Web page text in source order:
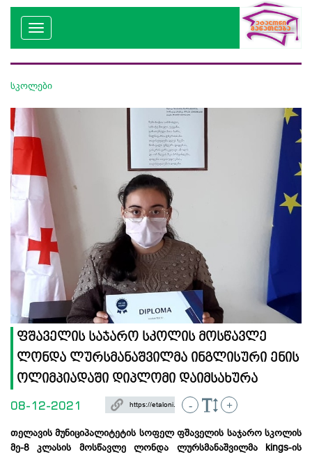
სკოლები
ფშაველის საჯარო სკოლის მოსწავლე
ლონდა ლურსმანაშვილმა ინგლისური ენის
ოლიმპიადაში დიპლომი დაიმსახურა
08-12-2021 - +
თელავის მუნიციპალიტეტის სოფელ ფშაველის საჯარო სკოლის
მე-8 კლასის მოსწავლე ლონდა ლურსმანაშვილმა kings​-ის